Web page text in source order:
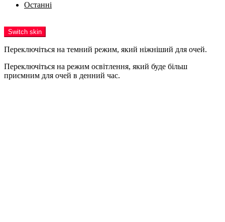
Останні
Switch skin
Переключіться на темний режим, який ніжніший для очей.
Переключіться на режим освітлення, який буде більш
приємним для очей в денний час.